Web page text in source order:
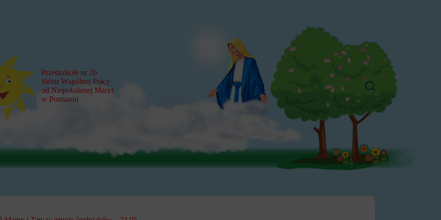
Przedszkole nr 26
Sióstr Wspólnej Pracy
od Niepokalanej Maryi
w Poznaniu